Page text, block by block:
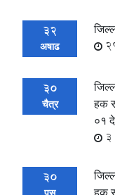
32
अषाढ
30
चैत्र
हक
०१
3
30